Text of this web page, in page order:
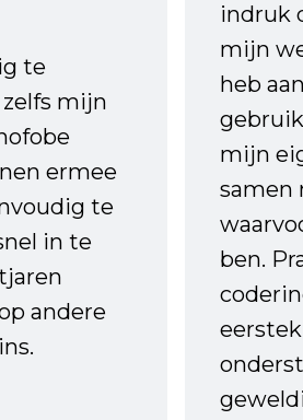
te
mijn
ermee
te
in te
andere
indruk
mijn
heb
mijn
samen
ben.